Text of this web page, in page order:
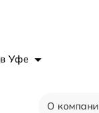
в Уфе
О